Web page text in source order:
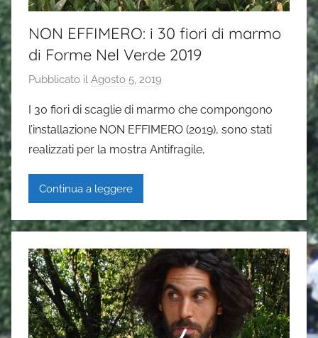
NON EFFIMERO: i 30 fiori di marmo
di Forme Nel Verde 2019
Pubblicato il Agosto 5, 2019
G
a
i
i
I 30 fiori di scaglie di marmo che compongono
l’installazione NON EFFIMERO (2019), sono stati
realizzati per la mostra Antifragile,
Continua a leggere